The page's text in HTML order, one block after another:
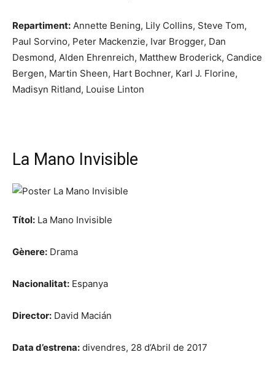
Repartiment: Annette Bening, Lily Collins, Steve Tom,
Paul Sorvino, Peter Mackenzie, Ivar Brogger, Dan
Desmond, Alden Ehrenreich, Matthew Broderick, Candice
Bergen, Martin Sheen, Hart Bochner, Karl J. Florine,
Madisyn Ritland, Louise Linton
La Mano Invisible
Títol: La Mano Invisible
Gènere: Drama
Nacionalitat: Espanya
Director: David Macián
Data d’estrena: divendres, 28 d’Abril de 2017